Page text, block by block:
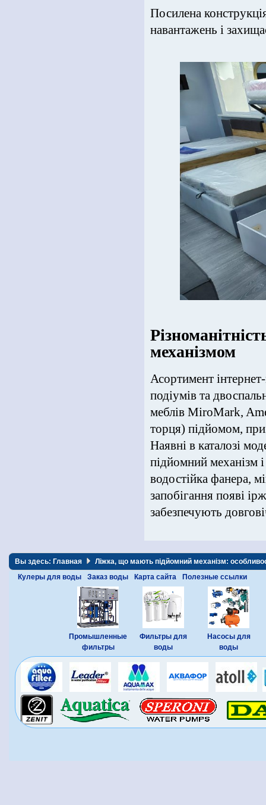
Посилена
навантажень і
механізмом
Асортимент
подіумів та
меблів MiroMark,
торця) підйомом,
Наявні в каталозі
підйомний механізм
водостійка фанера,
запобігання появі
забезпечують
Вы здесь: Главная
Ліжка, що мають підйомний механізм:
Кулеры для воды
Заказ воды Карта сайта Полезные ссылки
Промышленные
фильтры
Фильтры для
воды
Насосы для
воды